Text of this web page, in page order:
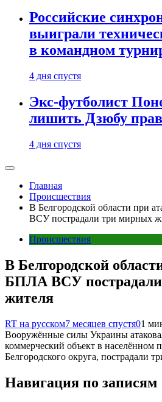
Российские
выиграли
в командном
4 дня спустя
Экс-футболист
лишить Дзюбу прав
4 дня спустя
Главная
Происшествия
В Белгородской области при
ВСУ пострадали три мирных
Происшествия
В Белгородской
БПЛА ВСУ
жителя
RT на русском7 месяцев спустя01
Вооружённые силы Украины
коммерческий объект в населённом
Белгородского округа, пострадали
Навигация по записям